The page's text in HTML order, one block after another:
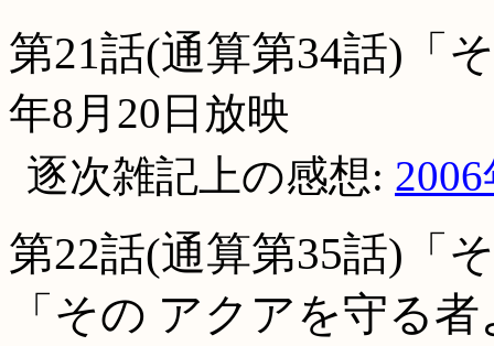
第21話(通算第34話)「
年8月20日放映
逐次雑記上の感想:
第22話(通算第35話)「
「その アクアを守る